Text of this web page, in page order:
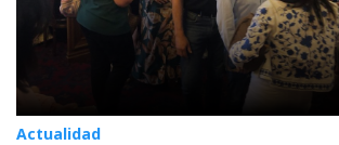
Actualidad